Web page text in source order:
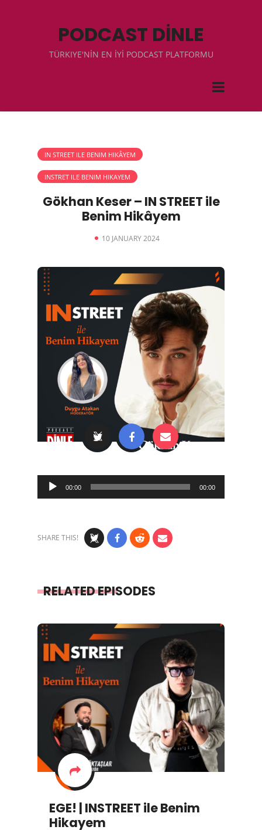
PODCAST DİNLE
TÜRKIYE'NİN EN İYİ PODCAST PLATFORMU
IN STREET ILE BENIM HIKÂYEM
INSTRET ILE BENIM HIKAYEM
Gökhan Keser – IN STREET ile
Benim Hikâyem
10 JANUARY 2024
Audio
Player
00:00 00:00
SHARE THIS!
RELATED EPISODES
EGE! | INSTREET ile Benim
Hikayem